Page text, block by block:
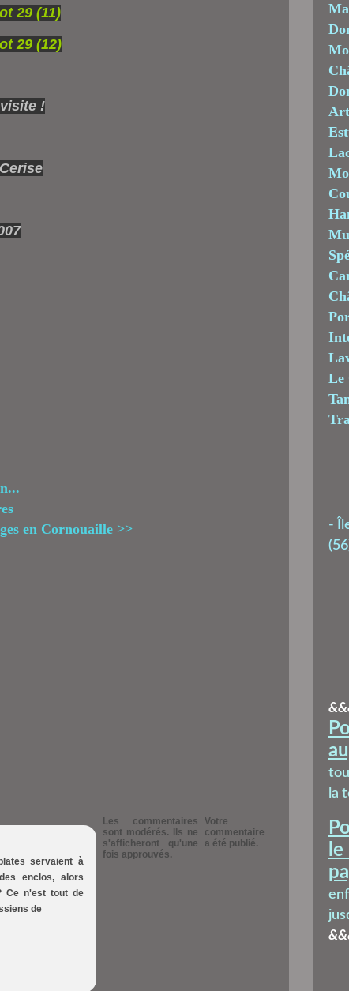
!
en Cornouaille >>
servaient à
enclos, alors
Ce n'est tout de
de
Les commentaires
sont modérés. Ils ne
s'afficheront qu'une
fois approuvés.
Votre
commentaire
a été publié.
Le
-
la